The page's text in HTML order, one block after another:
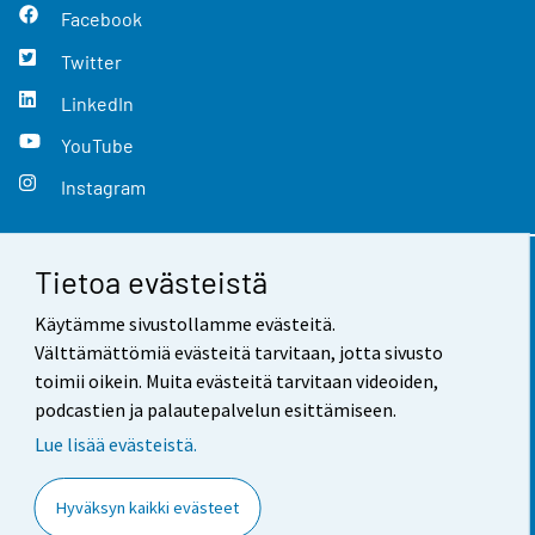
Tietoa evästeistä
Käytämme sivustollamme evästeitä.
Välttämättömiä evästeitä tarvitaan, jotta sivusto
toimii oikein. Muita evästeitä tarvitaan videoiden,
podcastien ja palautepalvelun esittämiseen.
Lue lisää evästeistä.
Hyväksyn kaikki evästeet
Facebook
Twitter
LinkedIn
YouTube
Instagram
Yhteystiedot
Palaute
Käyttöehdot
Saavutettavuus
Tietoa sivustosta